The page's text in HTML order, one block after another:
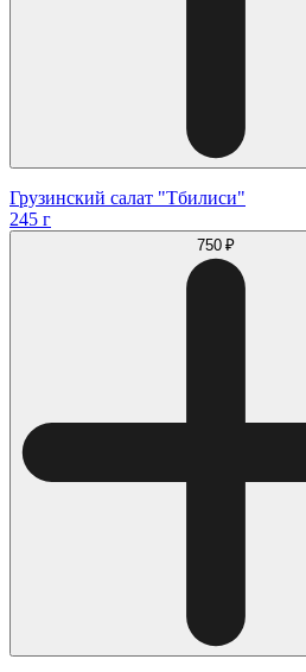
Грузинский салат "Тбилиси"
245 г
750 ₽